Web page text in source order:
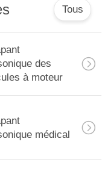
Tous
des
à moteur
médical